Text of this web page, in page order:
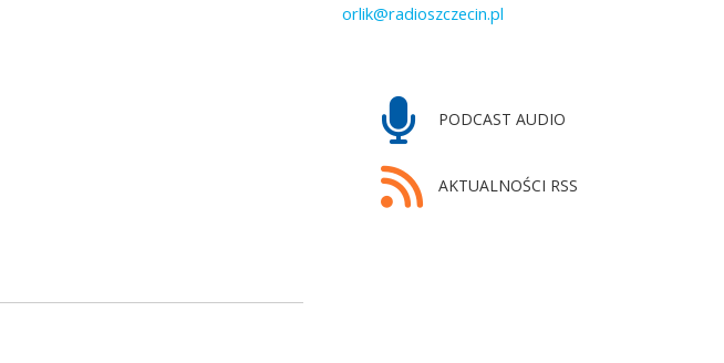
orlik@radioszczecin.pl
PODCAST AUDIO
AKTUALNOŚCI RSS